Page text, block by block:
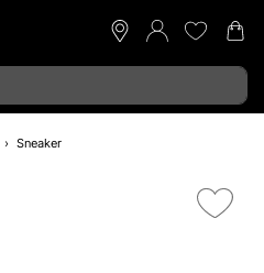
Sneaker